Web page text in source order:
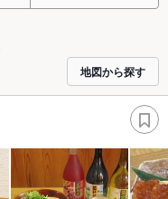
地図から探す